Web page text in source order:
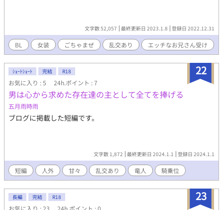
文字数 52,057 最終更新日 2023.1.8 登録日 2022.12.31
BL 女装 ごちゃまぜ 乱交あり エッチなお兄さん受け
22
ｼｮｰﾄｼｮｰﾄ 完結 R18
お気に入り : 5 24h.ポイント : 7
男は心から求めた存在達の主として全てを捧げる
五月雨時雨
ブログに掲載した短編です。
文字数 1,872 最終更新日 2024.1.1 登録日 2024.1.1
短編 人外 甘々 乱交あり 竜人 騎乗位
23
長編 完結 R18
お気に入り : 23 24h.ポイント : 0